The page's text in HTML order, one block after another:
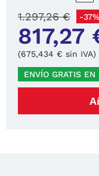
817,27
1.297,26 € -37%
(675,434 € sin IVA)
ENVÍO GRATIS EN